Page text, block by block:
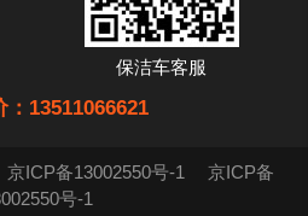
保洁车客服
：13511066621
京ICP备13002550号-1
京ICP备
号-1